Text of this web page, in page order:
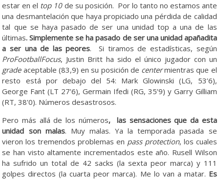
estar en el top 10de su posición. Por lo tanto no estamos ante
una desmantelación que haya propiciado una pérdida de calidad
tal que se haya pasado de ser una unidad top a una de las
últimas. Simplemente se ha pasado de ser una unidad apañadita
a ser una de las peores. Si tiramos de estadísticas, según
ProFootballFocus, Justin Britt ha sido el único jugador con un
gradeaceptable (83,9) en su posición de centermientras que el
resto está por debajo del 54: Mark Glowinski (LG, 53’6),
George Fant (LT 27’6), Germain Ifedi (RG, 35’9) y Garry Gilliam
(RT, 38’0). Números desastrosos.
Pero más allá de los números, las sensaciones que da esta
unidad son malas. Muy malas. Ya la temporada pasada se
vieron los tremendos problemas en pass protection, los cuales
se han visto altamente incrementados este año. Rusell Wilson
ha sufrido un total de 42 sacks (la sexta peor marca) y 111
golpes directos (la cuarta peor marca). Me lo van a matar. Es